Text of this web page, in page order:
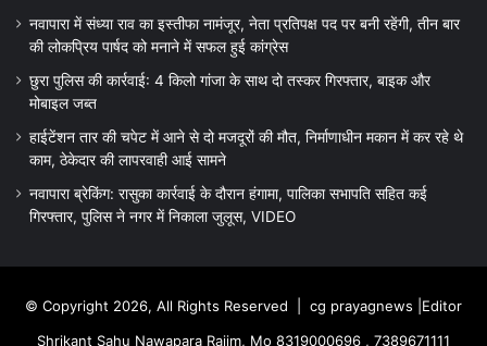
नवापारा में संध्या राव का इस्तीफा नामंजूर, नेता प्रतिपक्ष पद पर बनी रहेंगी, तीन बार
की लोकप्रिय पार्षद को मनाने में सफल हुई कांग्रेस
छुरा पुलिस की कार्रवाई: 4 किलो गांजा के साथ दो तस्कर गिरफ्तार, बाइक और
मोबाइल जब्त
हाईटेंशन तार की चपेट में आने से दो मजदूरों की मौत, निर्माणाधीन मकान में कर रहे थे
काम, ठेकेदार की लापरवाही आई सामने
नवापारा ब्रेकिंग: रासुका कार्रवाई के दौरान हंगामा, पालिका सभापति सहित कई
गिरफ्तार, पुलिस ने नगर में निकाला जुलूस, VIDEO
© Copyright 2026, All Rights Reserved | cg prayagnews |Editor
Shrikant Sahu Nawapara Rajim, Mo 8319000696 , 7389671111